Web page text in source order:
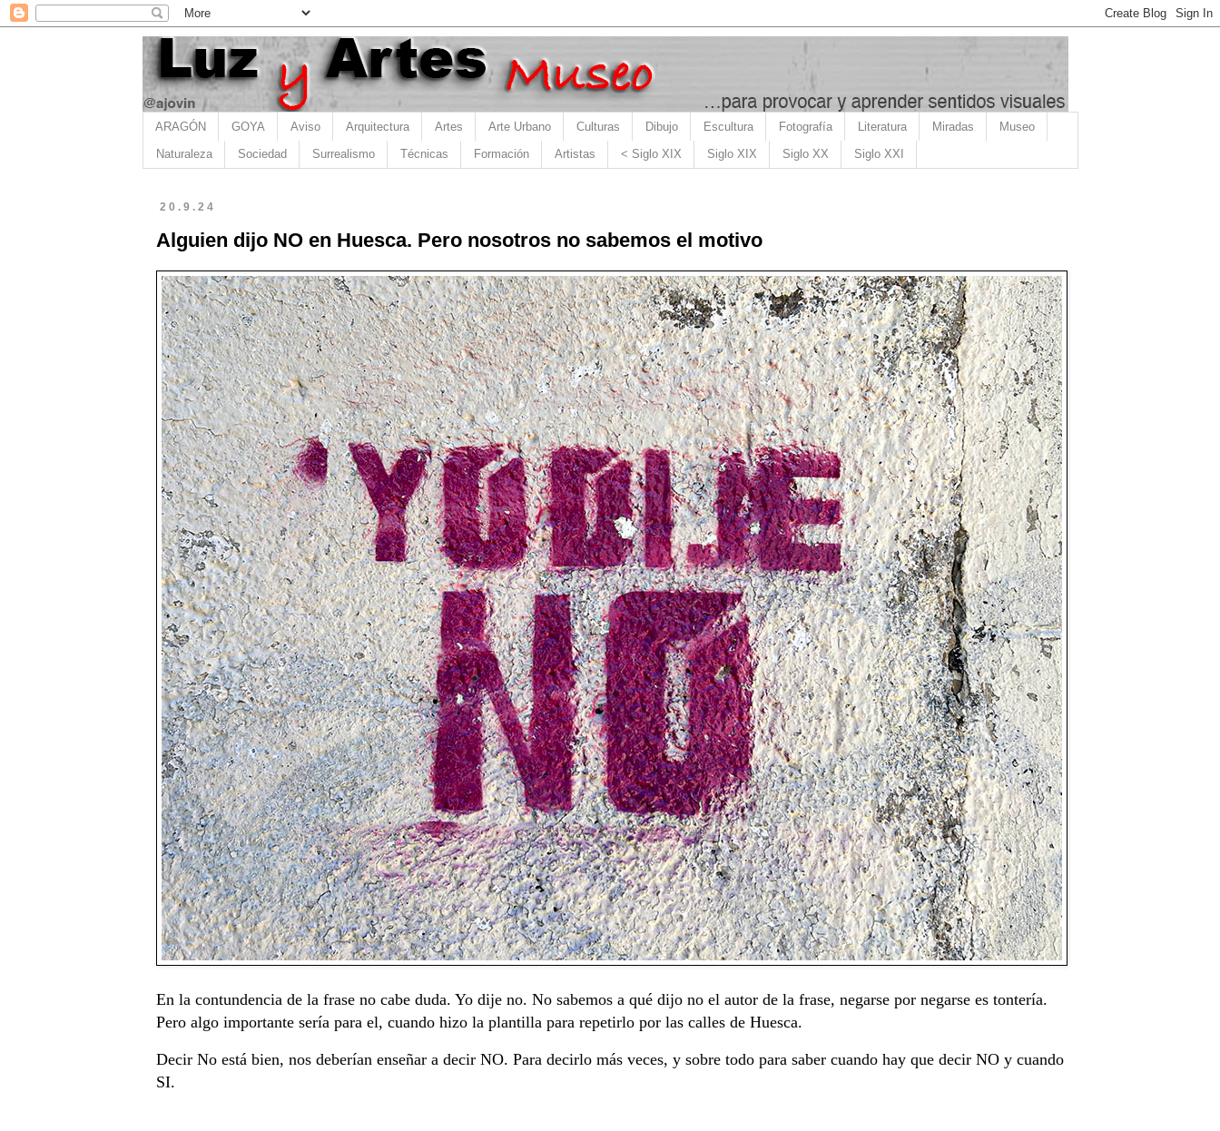
ARAGÓN GOYA Aviso Arquitectura Artes Arte Urbano Culturas Dibujo Escultura Fotografía Literatura Miradas Museo
Naturaleza Sociedad Surrealismo Técnicas Formación Artistas < Siglo XIX Siglo XIX Siglo XX Siglo XXI
20.9.24
Alguien dijo NO en Huesca. Pero nosotros no sabemos el motivo
En la contundencia de la frase no cabe duda. Yo dije no. No sabemos a qué dijo no el autor de la frase, negarse por negarse es tontería.
Pero algo importante sería para el, cuando hizo la plantilla para repetirlo por las calles de Huesca.
Decir No está bien, nos deberían enseñar a decir NO. Para decirlo más veces, y sobre todo para saber cuando hay que decir NO y cuando
SI.